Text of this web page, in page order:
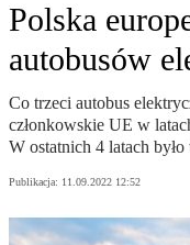
Polska
autobusów
Co trzeci autobus
członkowskie UE w
W ostatnich 4 latach
Publikacja: 11.09.2022 12:52